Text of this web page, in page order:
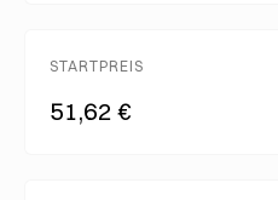
STARTPREIS
51,62 €